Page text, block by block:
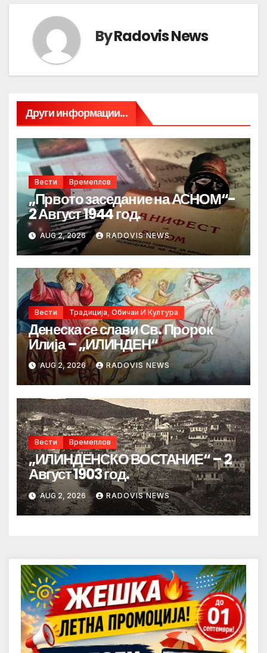
ByRadovis News
Други информации...
Вести Времеплов
„Првото заседание на АСНОМ“-
2 Август 1944 год.
AUG 2, 2026 RADOVIS NEWS
Вести Традиција, Обичаи И Култура
Денеска се слави Св. Пророк
Илија – „ИЛИНДЕН“
AUG 2, 2026 RADOVIS NEWS
Вести Времеплов
„ИЛИНДЕНСКО ВОСТАНИЕ“ – 2
Август 1903 год.
AUG 2, 2026 RADOVIS NEWS